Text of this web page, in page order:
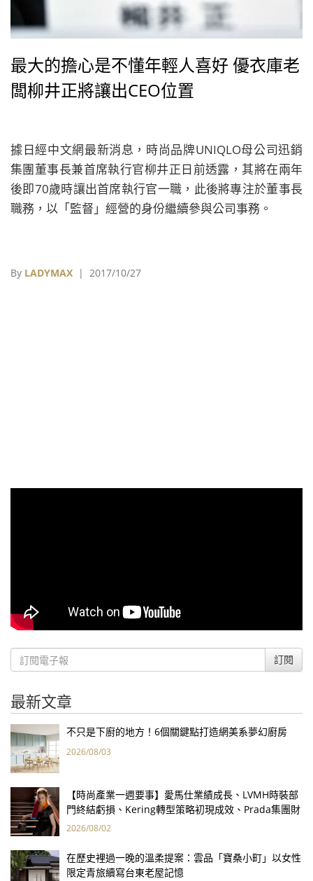
最大的擔心是不懂年輕人喜好 優衣庫老
闆柳井正將讓出CEO位置
據日經中文網最新消息，時尚品牌UNIQLO母公司迅銷
集團董事長兼首席執行官柳井正日前透露，其將在兩年
後即70歲時讓出首席執行官一職，此後將專注於董事長
職務，以「監督」經營的身份繼續參與公司事務。
By LADYMAX | 2017/10/27
訂閱
最新文章
不只是下廚的地方！6個關鍵點打造網美系夢幻廚房
2026/08/03
【時尚產業一週要事】愛馬仕業績成長、LVMH時裝部
門終結虧損、Kering轉型策略初現成效、Prada集團財
報亮眼
2026/08/02
在歷史裡過一晚的溫柔提案：雲品「寶桑小町」以女性
限定青旅續寫台東老屋記憶